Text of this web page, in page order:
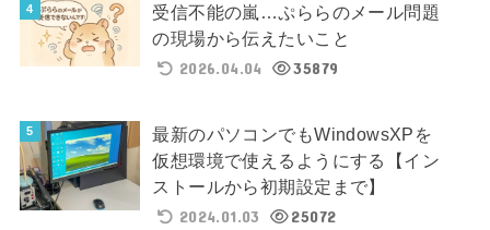
受信不能の嵐…ぷららのメール問題
の現場から伝えたいこと
2026.04.04
35879
最新のパソコンでもWindowsXPを
仮想環境で使えるようにする【イン
ストールから初期設定まで】
2024.01.03
25072